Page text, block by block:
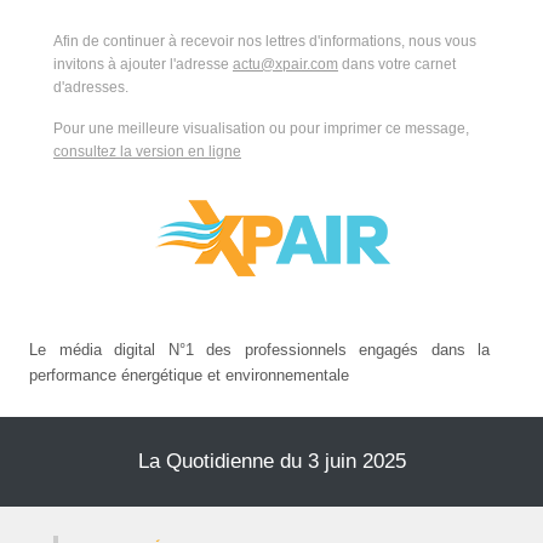
Afin de continuer à recevoir nos lettres d'informations, nous vous
invitons à ajouter l'adresse actu@xpair.com dans votre carnet
d'adresses.
Pour une meilleure visualisation ou pour imprimer ce message,
consultez la version en ligne
Le média digital N°1 des professionnels engagés dans la
performance énergétique et environnementale
La Quotidienne du 3 juin 2025